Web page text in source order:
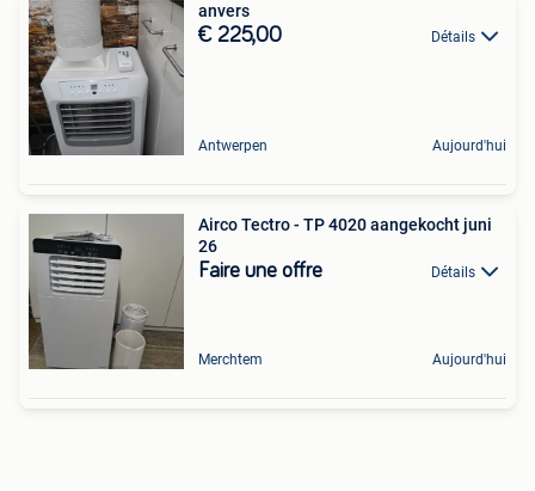
anvers
€ 225,00 Détails
Antwerpen Aujourd'hui
Airco Tectro - TP 4020 aangekocht juni
26
Faire une offre Détails
Merchtem Aujourd'hui